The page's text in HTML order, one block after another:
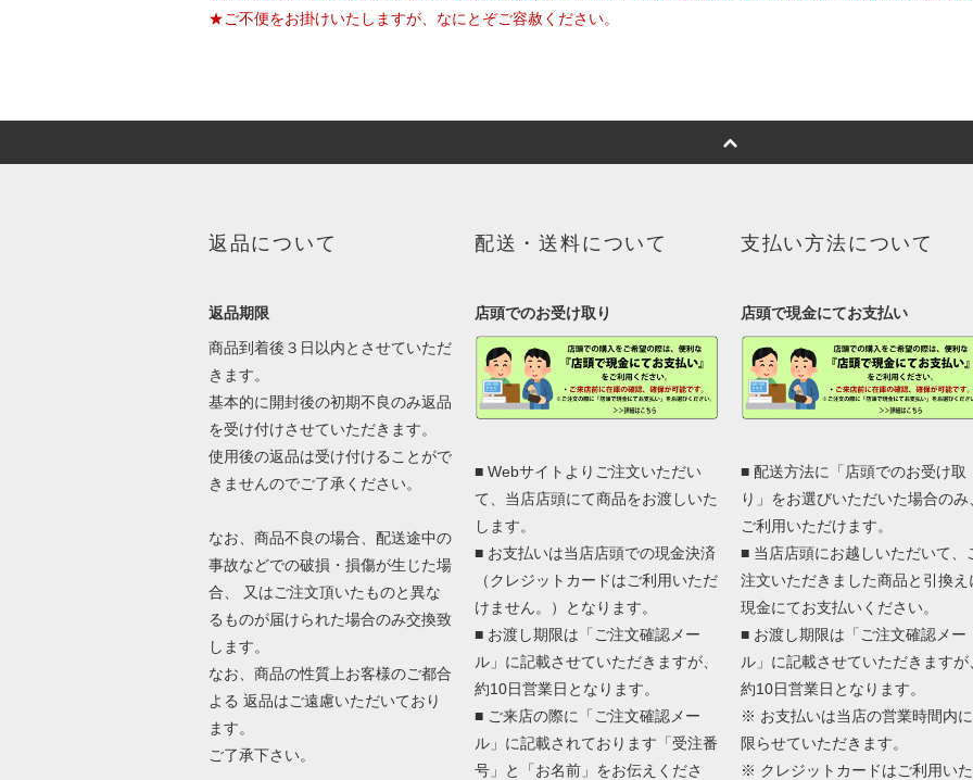
★ご不便をお掛けいたしますが、なにとぞご容赦ください。
返品について
返品期限
商品到着後３日以内とさせていただ
きます。
基本的に開封後の初期不良のみ返品
を受け付けさせていただきます。
使用後の返品は受け付けることがで
きませんのでご了承ください。
なお、商品不良の場合、配送途中の
事故などでの破損・損傷が生じた場
合、 又はご注文頂いたものと異な
るものが届けられた場合のみ交換致
します。
なお、商品の性質上お客様のご都合
よる 返品はご遠慮いただいており
ます。
ご了承下さい。
配送・送料について
店頭でのお受け取り
■ Webサイトよりご注文いただい
て、当店店頭にて商品をお渡しいた
します。
■ お支払いは当店店頭での現金決済
（クレジットカードはご利用いただ
けません。）となります。
■ お渡し期限は「ご注文確認メー
ル」に記載させていただきますが、
約10日営業日となります。
■ ご来店の際に「ご注文確認メー
ル」に記載されております「受注番
号」と「お名前」をお伝えくださ
支払い方法について
店頭で現金にてお支払い
■ 配送方法に「店頭でのお受け取
り」をお選びいただいた場合のみ
ご利用いただけます。
■ 当店店頭にお越しいただいて、
注文いただきました商品と引換え
現金にてお支払いください。
■ お渡し期限は「ご注文確認メー
ル」に記載させていただきますが
約10日営業日となります。
※ お支払いは当店の営業時間内に
限らせていただきます。
※ クレジットカードはご利用いた